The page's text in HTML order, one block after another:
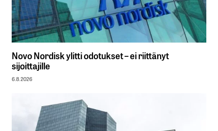
Novo Nordisk ylitti odotukset – ei riittänyt
sijoittajille
6.8.2026